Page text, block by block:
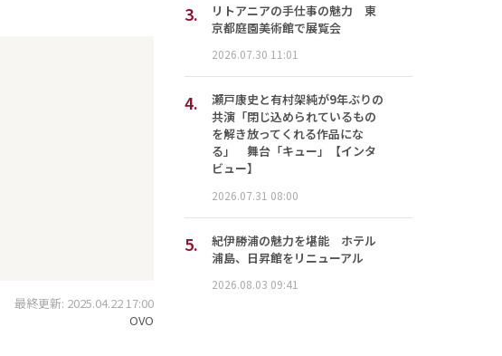
最終更新: 2025.04.22 17:00
OVO
3.
リトアニアの手仕事の魅力 東
京都庭園美術館で展覧会
2026.07.30 11:01
4.
瀬戸康史と有村架純が9年ぶりの
共演「閉じ込められているもの
を解き放ってくれる作品にな
る」 舞台「キュー」【インタ
ビュー】
2026.07.31 08:00
5.
紀伊勝浦の魅力を堪能 ホテル
浦島、日昇館をリニューアル
2026.08.03 09:41